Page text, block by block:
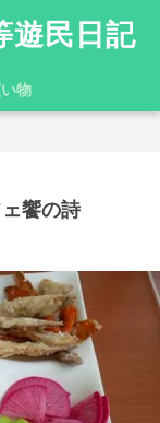
遊民日記
物
饗の詩